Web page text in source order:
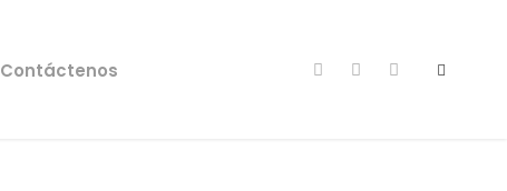
Contáctenos